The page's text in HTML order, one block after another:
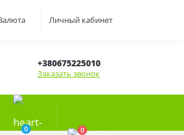
Личный кабинет
+380675225010
Заказать звонок
0 0